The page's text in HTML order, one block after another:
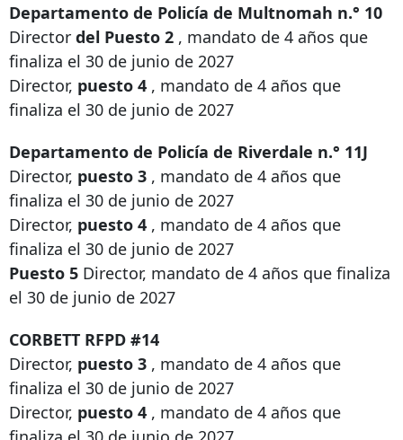
Departamento de Policía de Multnomah n.° 10
Director del Puesto 2 , mandato de 4 años que
finaliza el 30 de junio de 2027
Director, puesto 4 , mandato de 4 años que
finaliza el 30 de junio de 2027
Departamento de Policía de Riverdale n.° 11J
Director, puesto 3 , mandato de 4 años que
finaliza el 30 de junio de 2027
Director, puesto 4 , mandato de 4 años que
finaliza el 30 de junio de 2027
Puesto 5 Director, mandato de 4 años que finaliza
el 30 de junio de 2027
CORBETT RFPD #14
Director, puesto 3 , mandato de 4 años que
finaliza el 30 de junio de 2027
Director, puesto 4 , mandato de 4 años que